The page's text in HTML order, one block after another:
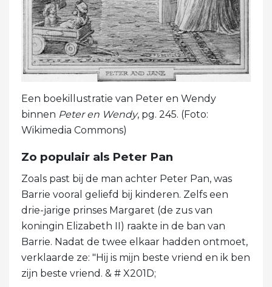
Een boekillustratie van Peter en Wendy
binnen Peter en Wendy, pg. 245. (Foto:
Wikimedia Commons)
Zo populair als Peter Pan
Zoals past bij de man achter Peter Pan, was
Barrie vooral geliefd bij kinderen. Zelfs een
drie-jarige prinses Margaret (de zus van
koningin Elizabeth II) raakte in de ban van
Barrie. Nadat de twee elkaar hadden ontmoet,
verklaarde ze: "Hij is mijn beste vriend en ik ben
zijn beste vriend. & # X201D;